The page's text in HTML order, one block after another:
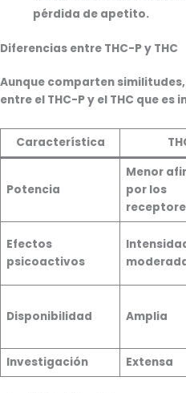
pérdida de apetito.
Diferencias entre THC-P y THC
Aunque comparten
entre el THC-P y el THC que
Característica
Potencia
Menor
por los
Efectos
psicoactivos
Disponibilidad Amplia
Investigación
Extensa